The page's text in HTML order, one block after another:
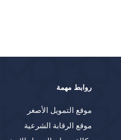
روابط مهمة
موقع التمويل الأصغر
موقع الرقابة الشرعية